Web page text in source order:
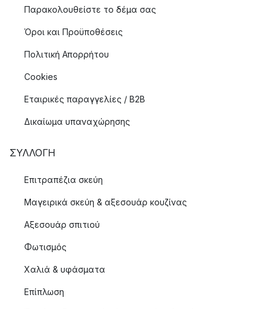
Παρακολουθείστε το δέμα σας
Όροι και Προϋποθέσεις
Πολιτική Απορρήτου
Cookies
Εταιρικές παραγγελίες / B2B
Δικαίωμα υπαναχώρησης
ΣΥΛΛΟΓΉ
Επιτραπέζια σκεύη
Μαγειρικά σκεύη & αξεσουάρ κουζίνας
Αξεσουάρ σπιτιού
Φωτισμός
Χαλιά & υφάσματα
Επίπλωση